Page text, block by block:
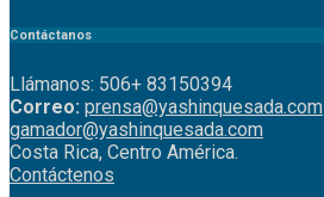
Contáctanos
Llámanos: 506+ 83150394
Correo: prensa@yashinquesada.com
gamador@yashinquesada.com
Costa Rica, Centro América.
Contáctenos